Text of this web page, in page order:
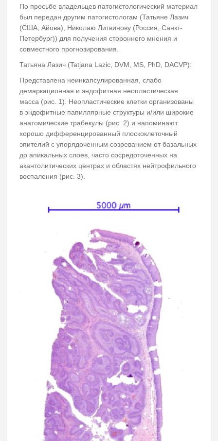
По просьбе владельцев патогистологический материал
был передан другим патогистологам (Татьяне Лазич
(США, Айова), Николаю Литвинову (Россия, Санкт-
Петербург)) для получения стороннего мнения и
совместного прогнозирования.
Татьяна Лазич (Tatjana Lazic, DVM, MS, PhD, DACVP):
Представлена неинкапсулированная, слабо
демаркационная и эндофитная неопластическая
масса (рис. 1). Неопластические клетки организованы
в эндофитные папиллярные структуры и/или широкие
анатомические трабекулы (рис. 2) и напоминают
хорошо дифференцированный плоскоклеточный
эпителий с упорядоченным созреванием от базальных
до апикальных слоев, часто сосредоточенных на
акантолитических центрах и областях нейтрофильного
воспаления (рис. 3).